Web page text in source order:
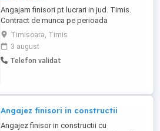
Angajam finisori pt lucrari in jud. Timis.
Contract de munca pe perioada
nedeterminata. Se ofera tichete de masa.
Timisoara, Timis
3 august
Telefon validat
Angajez finisori in constructii
Angajez finisor in constructii cu